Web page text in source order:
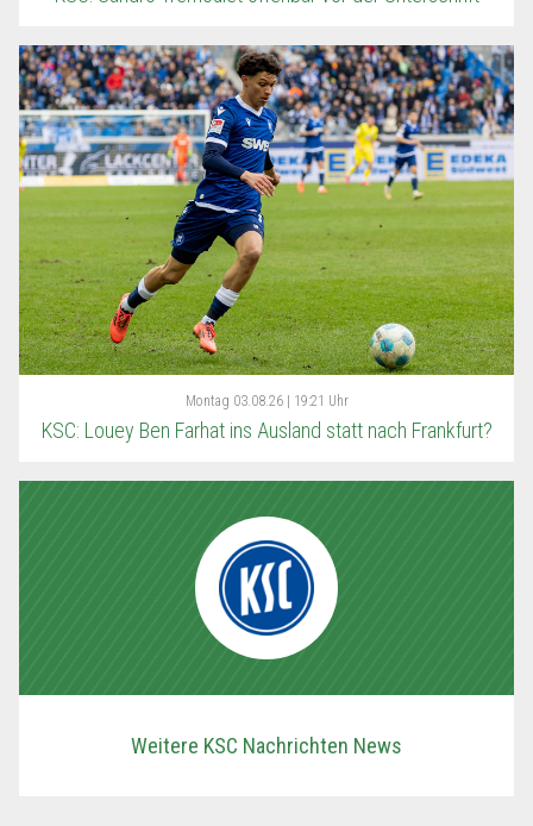
Montag 03.08.26 | 19:21 Uhr
KSC: Louey Ben Farhat ins Ausland statt nach Frankfurt?
Weitere KSC Nachrichten News